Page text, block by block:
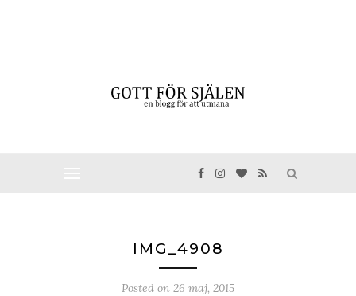
IMG_4908
Posted on 26 maj, 2015